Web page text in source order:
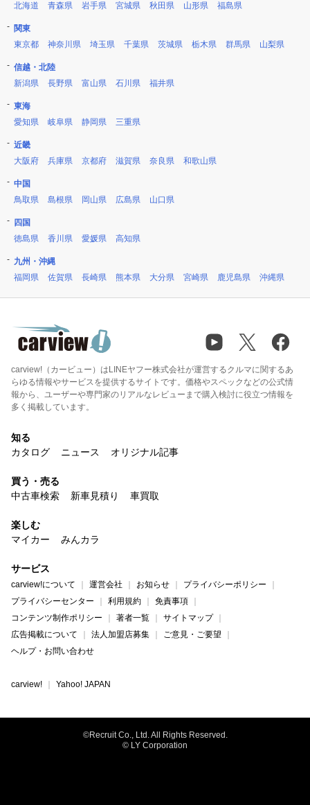
北海道
青森県 岩手県 宮城県 秋田県 山形県 福島県
関東
東京都
神奈川県 埼玉県 千葉県 茨城県 栃木県 群馬県 山梨県
信越・北陸
新潟県
長野県 富山県 石川県 福井県
東海
愛知県
岐阜県 静岡県 三重県
近畿
大阪府
兵庫県 京都府 滋賀県 奈良県 和歌山県
中国
鳥取県
島根県 岡山県 広島県 山口県
四国
徳島県
香川県 愛媛県 高知県
九州・沖縄
福岡県
佐賀県 長崎県 熊本県 大分県 宮崎県 鹿児島県 沖縄県
carview!（カービュー）はLINEヤフー株式会社が運営するクルマに関するあ
らゆる情報やサービスを提供するサイトです。価格やスペックなどの公式情
報から、ユーザーや専門家のリアルなレビューまで購入検討に役立つ情報を
多く掲載しています。
知る
カタログ
ニュース オリジナル記事
買う・売る
中古車検索
新車見積り 車買取
楽しむ
マイカー
みんカラ
サービス
carview!について 運営会社 お知らせ
プライバシーポリシー
プライバシーセンター
利用規約
免責事項
コンテンツ制作ポリシー
著者一覧
サイトマップ
広告掲載について
法人加盟店募集
ご意見・ご要望
ヘルプ・お問い合わせ
carview! Yahoo! JAPAN
©Recruit Co., Ltd. All Rights Reserved.
© LY Corporation